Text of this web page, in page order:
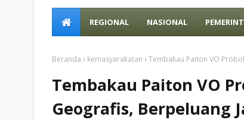
REGIONAL NASIONAL
Beranda kemasyarakatan Tembakau Paiton VO
Tembakau Paiton VO
Geografis, Berpeluang